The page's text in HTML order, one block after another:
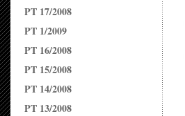
PT 17/2008
PT 1/2009
PT 16/2008
PT 15/2008
PT 14/2008
PT 13/2008